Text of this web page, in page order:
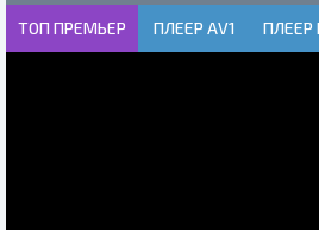
ТОП ПРЕМЬЕР ПЛЕЕР AV1 ПЛЕЕР